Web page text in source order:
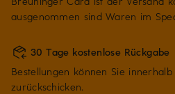
ausgenommen sind Waren im
30 Tage kostenlose Rückgabe
Bestellungen können Sie
zurückschicken.